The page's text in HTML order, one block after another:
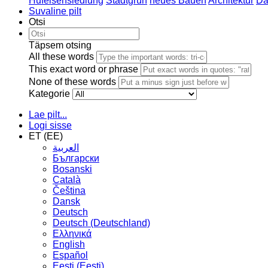
Suvaline pilt
Otsi
Täpsem otsing
All these words
This exact word or phrase
None of these words
Kategorie
Lae pilt...
Logi sisse
ET (EE)
العربية
Български
Bosanski
Сatalà
Čeština
Dansk
Deutsch
Deutsch (Deutschland)
Ελληνικά
English
Español
Eesti (Eesti)